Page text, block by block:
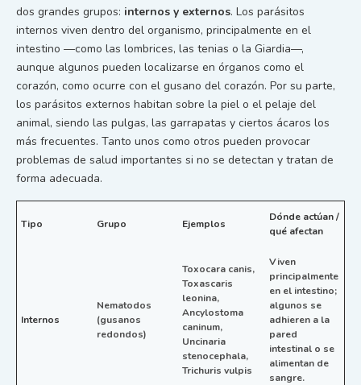
dos grandes grupos: internos y externos. Los parásitos
internos viven dentro del organismo, principalmente en el
intestino —como las lombrices, las tenias o la Giardia—,
aunque algunos pueden localizarse en órganos como el
corazón, como ocurre con el gusano del corazón. Por su parte,
los parásitos externos habitan sobre la piel o el pelaje del
animal, siendo las pulgas, las garrapatas y ciertos ácaros los
más frecuentes. Tanto unos como otros pueden provocar
problemas de salud importantes si no se detectan y tratan de
forma adecuada.
Tipo Grupo Ejemplos
Dónde actúan /
qué afectan
Internos
Nematodos
(gusanos
redondos)
Toxocara canis,
Toxascaris
leonina,
Ancylostoma
caninum,
Uncinaria
stenocephala,
Trichuris vulpis
Viven
principalmente
en el intestino;
algunos se
adhieren a la
pared
intestinal o se
alimentan de
sangre.